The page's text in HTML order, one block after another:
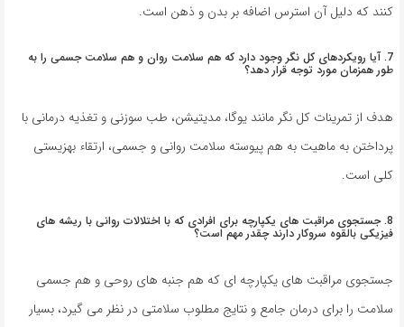
کنند که دلیل آن استرس اضافه بر بدن و ذهن است.
7. آیا رویکردهای کل نگر وجود دارد که هم سلامت روان و هم سلامت جسمی را به
طور همزمان مورد توجه قرار دهد؟
هدف از تمرینات کل نگر مانند یوگا، مدیتیشن، طب سوزنی و تغذیه درمانی با
پرداختن به ماهیت به هم پیوسته سلامت روانی و جسمی، ارتقاء بهزیستی
کلی است.
8. جستجوی مراقبت های یکپارچه برای افرادی که با اختلالات روانی با ریشه های
فیزیکی بالقوه سروکار دارند چقدر مهم است؟
جستجوی مراقبت های یکپارچه ای که هم جنبه های روحی و هم جسمی
سلامت را برای درمان جامع و نتایج مطلوب سلامتی در نظر می گیرد، بسیار